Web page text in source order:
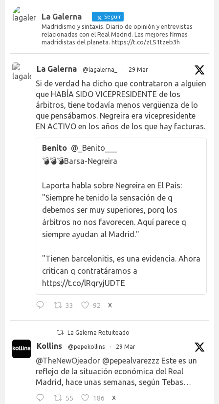
La Galerna Seguir
Madridismo y sintaxis. Diario de opinión y entrevistas
relacionadas con el Real Madrid. Las mejores firmas
madridistas del planeta. https://t.co/zLS1tzeb3h
La Galerna @lagalerna_ · 29 Mar
Si de verdad ha dicho que contrataron a alguien
que HABÍA SIDO VICEPRESIDENTE de los
árbitros, tiene todavía menos vergüenza de lo
que pensábamos. Negreira era vicepresidente
EN ACTIVO en los años de los que hay facturas.
Benito @_Benito___
💣💣💣Barsa-Negreira
Laporta habla sobre Negreira en El País:
"Siempre he tenido la sensación de q
debemos ser muy superiores, porq los
árbitros no nos favorecen. Aquí parece q
siempre ayudan al Madrid."
"Tienen barcelonitis, es una evidencia. Ahora
critican q contratáramos a
https://t.co/lRqryjUDTE
33 92 X
La Galerna Retuiteado
Kollins @pepekollins · 29 Mar
@TheNewOjeador @pepealvarezzz Este es un
reflejo de la situación económica del Real
Madrid, hace unas semanas, según Tebas…
55 186 X